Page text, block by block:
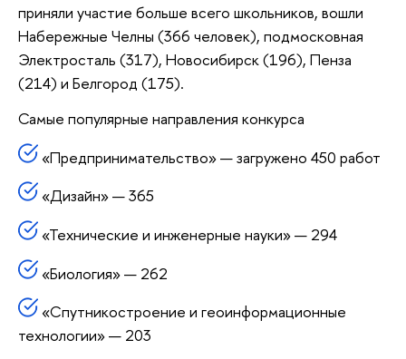
приняли участие больше всего школьников, вошли
Набережные Челны (366 человек), подмосковная
Электросталь (317), Новосибирск (196), Пенза
(214) и Белгород (175).
Самые популярные направления конкурса
«Предпринимательство» — загружено 450 работ
«Дизайн» — 365
«Технические и инженерные науки» — 294
«Биология» — 262
«Спутникостроение и геоинформационные
технологии» — 203